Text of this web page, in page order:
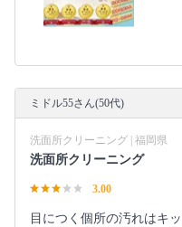
ミドル55さん(50代)
洗面所クリーニング | 福岡県
洗面所クリーニング
3.00
目につく個所の汚れはキ